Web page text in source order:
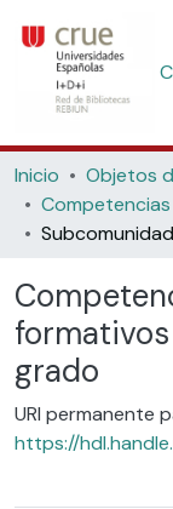
Inicio
Objetos
grado
URI permanente
https://